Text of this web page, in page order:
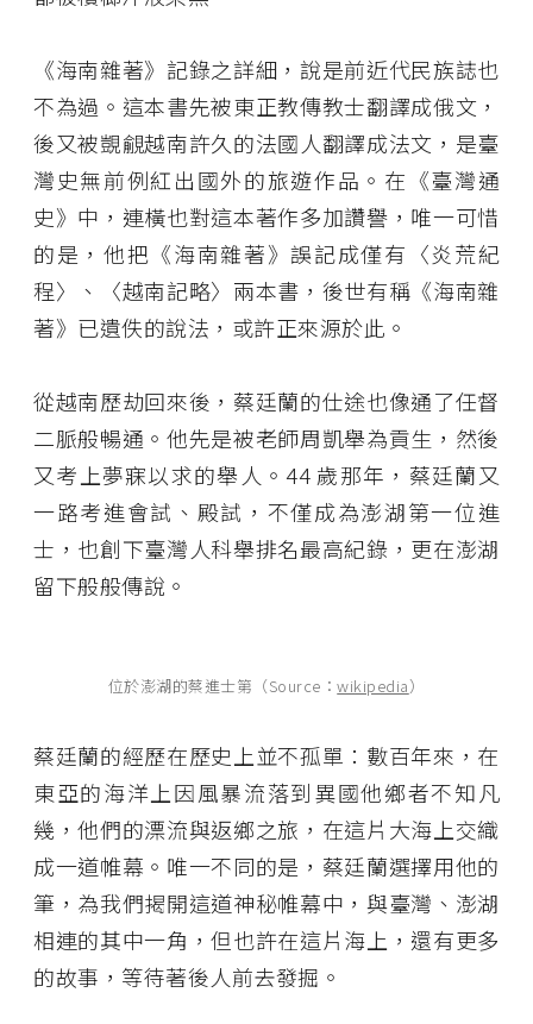
《海南雜著》記錄之詳細，說是前近代民族誌也
不為過。這本書先被東正教傳教士翻譯成俄文，
後又被覬覦越南許久的法國人翻譯成法文，是臺
灣史無前例紅出國外的旅遊作品。在《臺灣通
史》中，連橫也對這本著作多加讚譽，唯一可惜
的是，他把《海南雜著》誤記成僅有〈炎荒紀
程〉、〈越南記略〉兩本書，後世有稱《海南雜
著》已遺佚的說法，或許正來源於此。
從越南歷劫回來後，蔡廷蘭的仕途也像通了任督
二脈般暢通。他先是被老師周凱舉為貢生，然後
又考上夢寐以求的舉人。44 歲那年，蔡廷蘭又
一路考進會試、殿試，不僅成為澎湖第一位進
士，也創下臺灣人科舉排名最高紀錄，更在澎湖
留下般般傳說。
位於澎湖的蔡進士第（Source：wikipedia）
蔡廷蘭的經歷在歷史上並不孤單：數百年來，在
東亞的海洋上因風暴流落到異國他鄉者不知凡
幾，他們的漂流與返鄉之旅，在這片大海上交織
成一道帷幕。唯一不同的是，蔡廷蘭選擇用他的
筆，為我們揭開這道神秘帷幕中，與臺灣、澎湖
相連的其中一角，但也許在這片海上，還有更多
的故事，等待著後人前去發掘。